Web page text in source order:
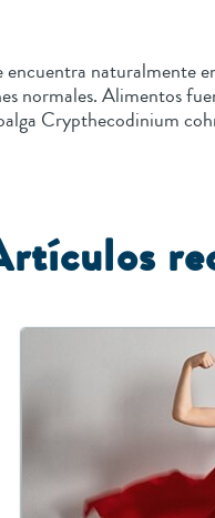
normales. Alimentos
Crypthecodinium